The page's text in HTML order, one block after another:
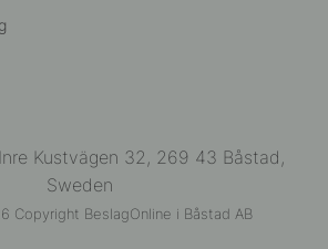
Kustvägen 32, 269 43 Båstad,
Sweden
Copyright BeslagOnline i Båstad AB